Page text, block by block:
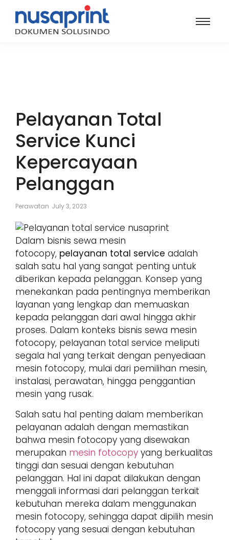
Pelayanan Total
Service Kunci
Kepercayaan
Pelanggan
Perawatan July 3, 2023
Dalam bisnis sewa mesin
fotocopy, pelayanan total service adalah
salah satu hal yang sangat penting untuk
diberikan kepada pelanggan. Konsep yang
menekankan pada pentingnya memberikan
layanan yang lengkap dan memuaskan
kepada pelanggan dari awal hingga akhir
proses. Dalam konteks bisnis sewa mesin
fotocopy, pelayanan total service meliputi
segala hal yang terkait dengan penyediaan
mesin fotocopy, mulai dari pemilihan mesin,
instalasi, perawatan, hingga penggantian
mesin yang rusak.
Salah satu hal penting dalam memberikan
pelayanan adalah dengan memastikan
bahwa mesin fotocopy yang disewakan
merupakan mesin fotocopy yang berkualitas
tinggi dan sesuai dengan kebutuhan
pelanggan. Hal ini dapat dilakukan dengan
menggali informasi dari pelanggan terkait
kebutuhan mereka dalam menggunakan
mesin fotocopy, sehingga dapat dipilih mesin
fotocopy yang sesuai dengan kebutuhan